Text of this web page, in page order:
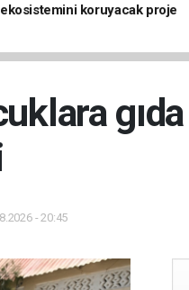
koruyacak proje
- 20:45